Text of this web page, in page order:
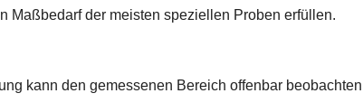
Maßbedarf der meisten speziellen Proben erfüllen.
kann den gemessenen Bereich offenbar beobachten